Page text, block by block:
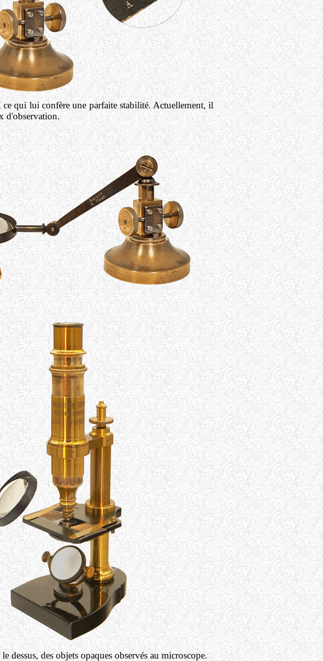
qui lui confère une parfaite stabilité. Actuellement, il
d'observation.
dessus, des objets opaques observés au microscope.